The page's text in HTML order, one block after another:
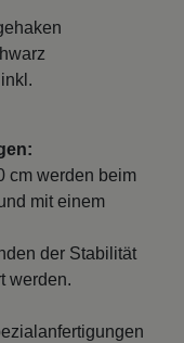
cm werden beim
mit einem
der Stabilität
werden.